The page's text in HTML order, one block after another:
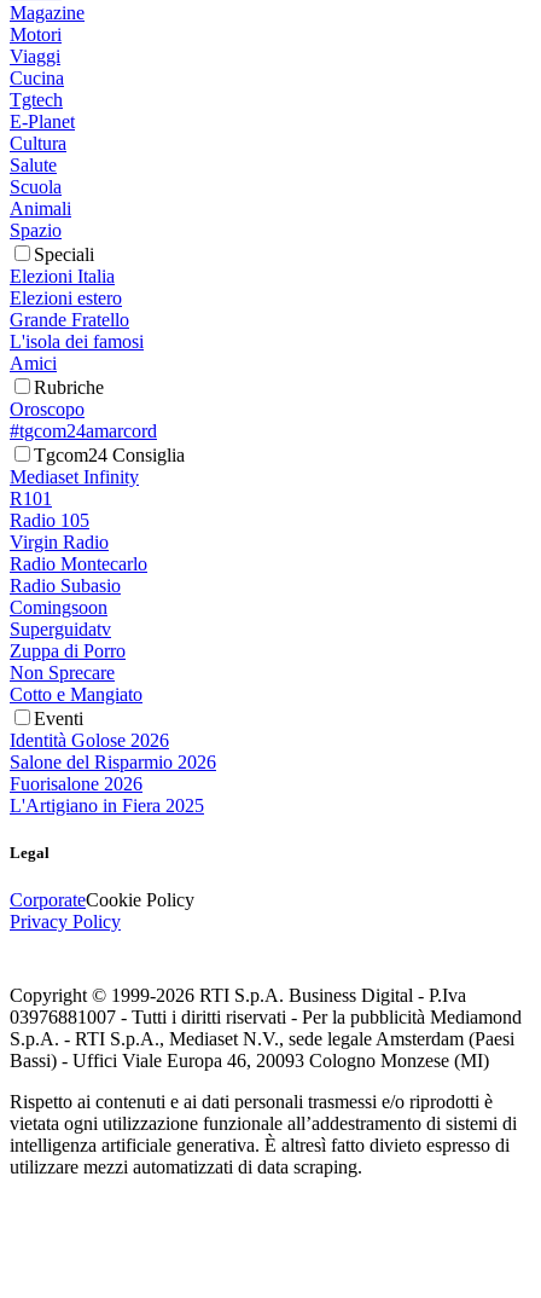
Magazine
Motori
Viaggi
Cucina
Tgtech
E-Planet
Cultura
Salute
Scuola
Animali
Spazio
Speciali
Elezioni Italia
Elezioni estero
Grande Fratello
L'isola dei famosi
Amici
Rubriche
Oroscopo
#tgcom24amarcord
Tgcom24 Consiglia
Mediaset Infinity
R101
Radio 105
Virgin Radio
Radio Montecarlo
Radio Subasio
Comingsoon
Superguidatv
Zuppa di Porro
Non Sprecare
Cotto e Mangiato
Eventi
Identità Golose 2026
Salone del Risparmio 2026
Fuorisalone 2026
L'Artigiano in Fiera 2025
Legal
CorporateCookie Policy
Privacy Policy
Copyright © 1999-2026 RTI S.p.A. Business Digital - P.Iva
03976881007 - Tutti i diritti riservati - Per la pubblicità Mediamond
S.p.A. - RTI S.p.A., Mediaset N.V., sede legale Amsterdam (Paesi
Bassi) - Uffici Viale Europa 46, 20093 Cologno Monzese (MI)
Rispetto ai contenuti e ai dati personali trasmessi e/o riprodotti è
vietata ogni utilizzazione funzionale all’addestramento di sistemi di
intelligenza artificiale generativa. È altresì fatto divieto espresso di
utilizzare mezzi automatizzati di data scraping.